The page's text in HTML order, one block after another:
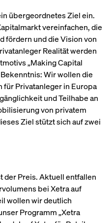
übergeordnetes Ziel ein.
vereinfachen, die
fördern und die Vision von
Realität werden
„Making Capital
Wir wollen die
Privatanleger in Europa
und Teilhabe an
von privatem
Ziel stützt sich auf zwei
der Preis. Aktuell entfallen
bei Xetra auf
wollen wir deutlich
Programm „Xetra
Webanalyseplattform
wird verwendet, um
Website-Betreibern
zu helfen, das
Besucherverhalten zu
Leistung der Website
zu messen. Es handelt
sich um ein Muster-
Cookie, bei dem auf
das Präfix _pk_ses
eine kurze Reihe von
Buchstaben folgt, bei
der es sich vermutlich
um einen
Source-
Webanalyseplattform
Piwik verbunden. Er
Website-Betreibern
zu helfen, das
Besucherverhalten zu
der Endbenutzer die
Website nutzt, sowie
Werbung, die der
Endbenutzer
möglicherweise vor
Besuch dieser
LLC
Session
Dieses Cookie wird
YouTube gesetzt, um
Ansichten
Videos zu verfolgen.
Monate
Registriert eine
ID, um Statistiken
zu führen, welche
Youtube-Videos zu
bestimmen, ob der
Website-Besucher
oder alte Version der
Youtube-Oberfläche
verwendet.